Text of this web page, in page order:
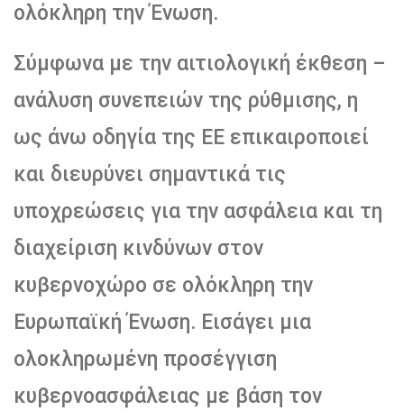
ολόκληρη την Ένωση.
Σύμφωνα με την αιτιολογική έκθεση –
ανάλυση συνεπειών της ρύθμισης, η
ως άνω οδηγία της ΕΕ επικαιροποιεί
και διευρύνει σημαντικά τις
υποχρεώσεις για την ασφάλεια και τη
διαχείριση κινδύνων στον
κυβερνοχώρο σε ολόκληρη την
Ευρωπαϊκή Ένωση. Εισάγει μια
ολοκληρωμένη προσέγγιση
κυβερνοασφάλειας με βάση τον